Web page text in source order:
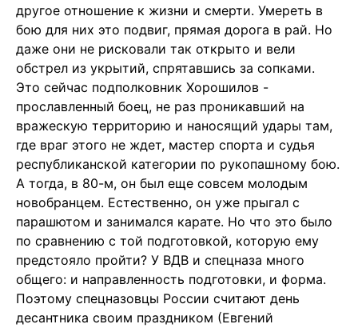
другое отношение к жизни и смерти. Умереть в
бою для них это подвиг, прямая дорога в рай. Но
даже они не рисковали так открыто и вели
обстрел из укрытий, спрятавшись за сопками.
Это сейчас подполковник Хорошилов -
прославленный боец, не раз проникавший на
вражескую территорию и наносящий удары там,
где враг этого не ждет, мастер спорта и судья
республиканской категории по рукопашному бою.
А тогда, в 80-м, он был еще совсем молодым
новобранцем. Естественно, он уже прыгал с
парашютом и занимался карате. Но что это было
по сравнению с той подготовкой, которую ему
предстояло пройти? У ВДВ и спецназа много
общего: и направленность подготовки, и форма.
Поэтому спецназовцы России считают день
десантника своим праздником (Евгений